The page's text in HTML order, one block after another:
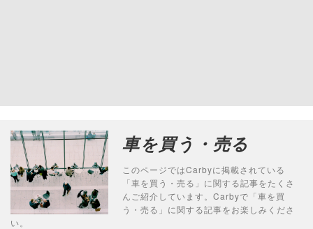
車を買う・売る
このページではCarbyに掲載されている
「車を買う・売る」に関する記事をたくさ
んご紹介しています。Carbyで「車を買
う・売る」に関する記事をお楽しみくださ
い。